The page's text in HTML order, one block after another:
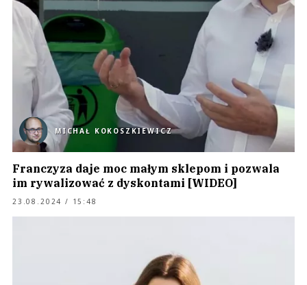
MICHAŁ KOKOSZKIEWICZ
Franczyza daje moc małym sklepom i pozwala
im rywalizować z dyskontami [WIDEO]
23.08.2024 / 15:48